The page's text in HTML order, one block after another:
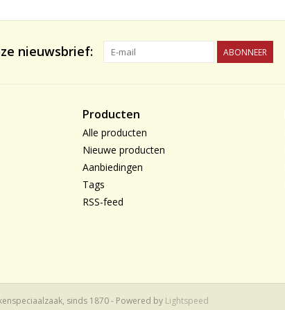
nieuwsbrief: ABONNEER
Producten
Alle producten
Nieuwe producten
Aanbiedingen
Tags
RSS-feed
sinds 1870 - Powered by Lightspeed